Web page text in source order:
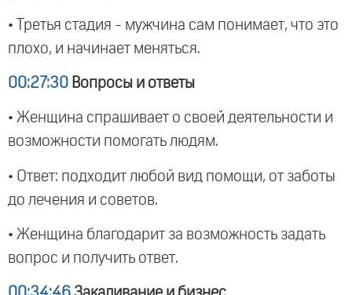
• Третья стадия - мужчина сам понимает, что это
плохо, и начинает меняться.
00:27:30 Вопросы и ответы
• Женщина спрашивает о своей деятельности и
возможности помогать людям.
• Ответ: подходит любой вид помощи, от заботы
до лечения и советов.
• Женщина благодарит за возможность задать
вопрос и получить ответ.